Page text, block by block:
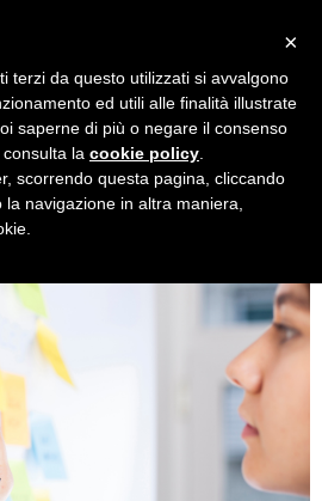
il lavoro
×
terzi da questo utilizzati si avvalgono
ed utili alle finalità illustrate
saperne di più o negare il consenso
la cookie policy.
scorrendo questa pagina, cliccando
navigazione in altra maniera,